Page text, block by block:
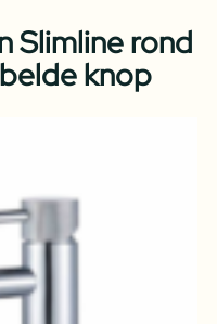
Slimline rond
knop